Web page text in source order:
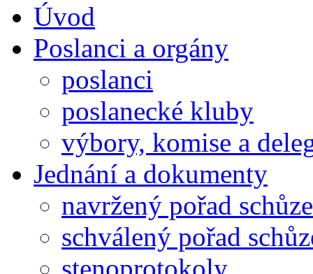
Úvod
Poslanci a orgány
poslanci
poslanecké kluby
výbory, komise a
Jednání a dokumenty
navržený pořad schůze
schválený pořad
stenoprotokoly